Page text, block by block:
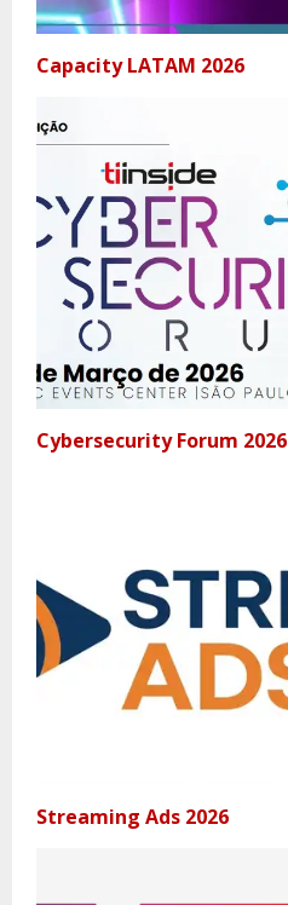
Capacity LATAM 2026
Cybersecurity Forum 2026
Streaming Ads 2026